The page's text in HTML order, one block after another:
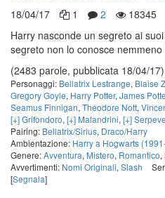
18/04/17 1 2 18345
Harry nasconde un segreto ai
segreto non lo conosce nemmeno
(2483 parole, pubblicata 18/04/17)
Personaggi: Bellatrix Lestrange, Blaise
Gregory Goyle, Harry Potter, James
Seamus Finnigan, Theodore Nott,
[+] Grifondoro, [+] Malandrini, [+]
Pairing: Bellatrix/Sirius, Draco/Harry
Ambientazione: Harry a Hogwarts
Genere:Avventura, Mistero, Romantico,
Avvertimenti: Nomi Originali, Slash
[Segnala]